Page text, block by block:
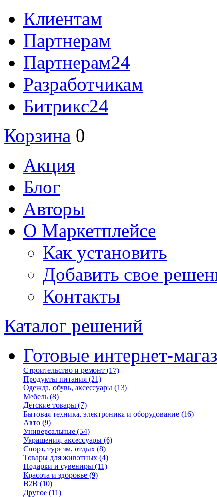
Клиентам
Партнерам
Партнерам24
Разработчикам
Битрикс24
Корзина 0
Акция
Блог
Авторы
О Маркетплейсе
Как установить
Добавить свое
Контакты
Каталог решений
Готовые интернет-
Строительство и ремонт (17)
Продукты питания (21)
Одежда, обувь, аксессуары (13)
Мебель (8)
Детские товары (7)
Бытовая техника, электроника и оборудование (16)
Авто (9)
Универсальные (54)
Украшения, аксессуары (6)
Спорт, туризм, отдых (8)
Товары для животных (4)
Подарки и сувениры (11)
Красота и здоровье (9)
B2B (10)
Другое (11)